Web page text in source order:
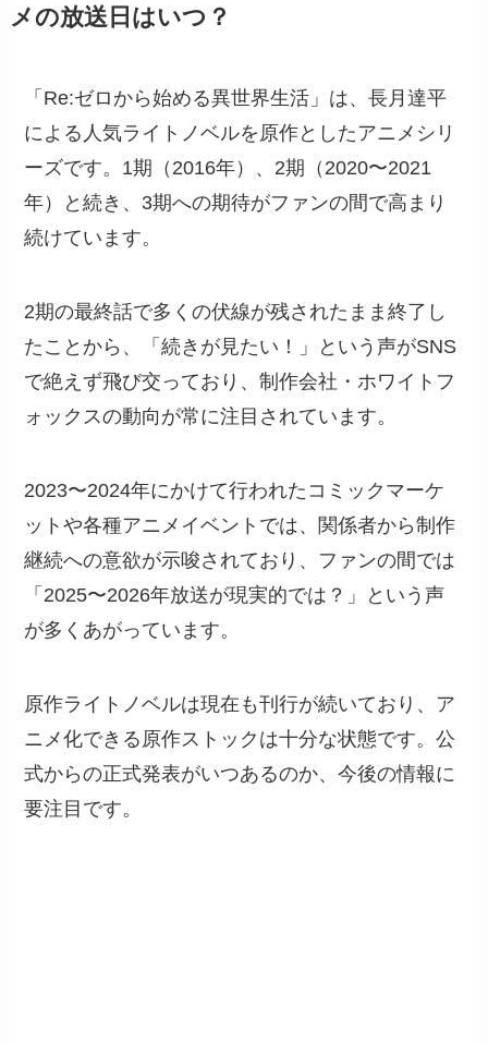
メの放送日はいつ？
「Re:ゼロから始める異世界生活」は、長月達平
による人気ライトノベルを原作としたアニメシリ
ーズです。1期（2016年）、2期（2020〜2021
年）と続き、3期への期待がファンの間で高まり
続けています。
2期の最終話で多くの伏線が残されたまま終了し
たことから、「続きが見たい！」という声がSNS
で絶えず飛び交っており、制作会社・ホワイトフ
ォックスの動向が常に注目されています。
2023〜2024年にかけて行われたコミックマーケ
ットや各種アニメイベントでは、関係者から制作
継続への意欲が示唆されており、ファンの間では
「2025〜2026年放送が現実的では？」という声
が多くあがっています。
原作ライトノベルは現在も刊行が続いており、ア
ニメ化できる原作ストックは十分な状態です。公
式からの正式発表がいつあるのか、今後の情報に
要注目です。